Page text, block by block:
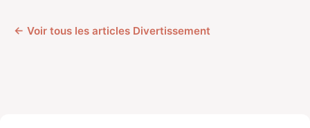
← Voir tous les articles Divertissement